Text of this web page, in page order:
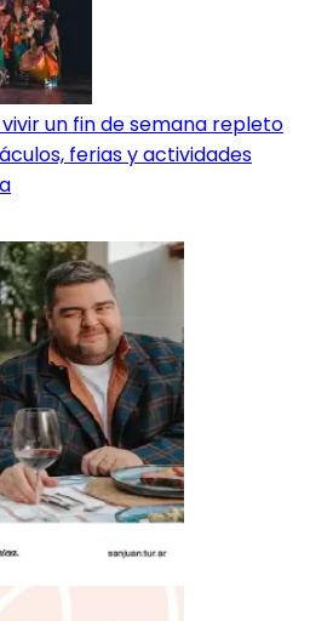
un fin de semana repleto
ferias y actividades